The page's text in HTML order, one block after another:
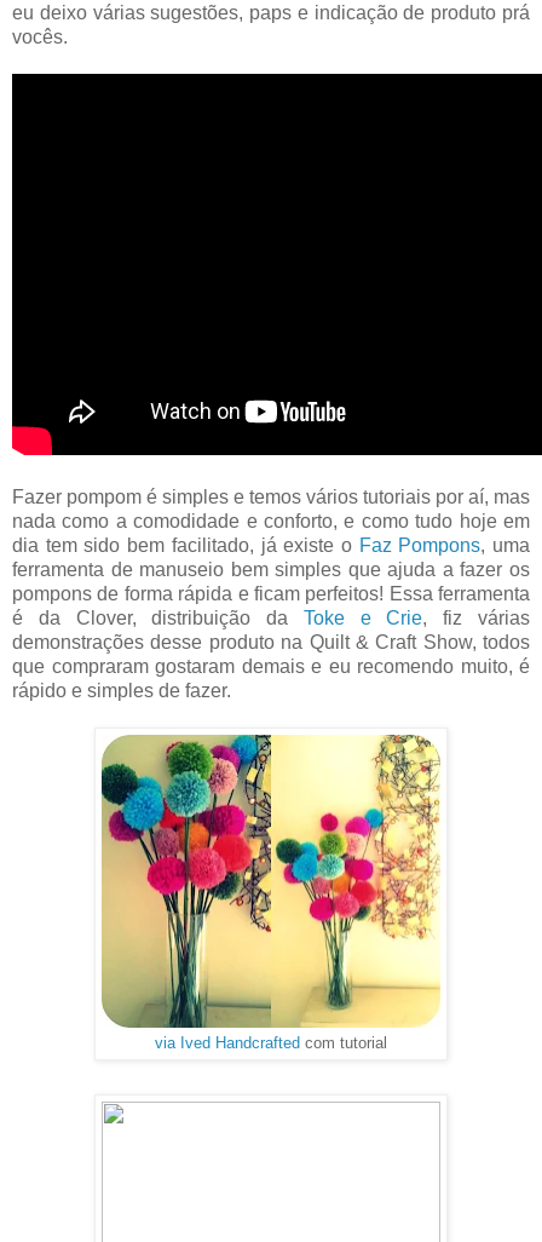
eu deixo várias sugestões, paps e indicação de produto prá
vocês.
Fazer pompom é simples e temos vários tutoriais por aí, mas
nada como a comodidade e conforto, e como tudo hoje em
dia tem sido bem facilitado, já existe o Faz Pompons, uma
ferramenta de manuseio bem simples que ajuda a fazer os
pompons de forma rápida e ficam perfeitos! Essa ferramenta
é da Clover, distribuição da Toke e Crie, fiz várias
demonstrações desse produto na Quilt & Craft Show, todos
que compraram gostaram demais e eu recomendo muito, é
rápido e simples de fazer.
via Ived Handcrafted com tutorial